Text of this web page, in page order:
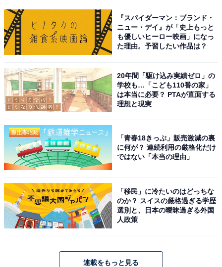
煌びやかな吹き抜けロビーが素晴らしく非日常感を
味わえる
アクセス・料金・宿泊情報は？
『スパイダーマン：ブランド・
ニュー・デイ』が「史上もっと
も優しいヒーロー映画」になっ
た理由。予習したい作品は？
20年間「駆け込み実績ゼロ」の
学校も…「こども110番の家」
は本当に必要？ PTAが直面する
理想と現実
「青春18きっぷ」販売激減の裏
に何が？ 連続利用の厳格化だけ
ではない「本当の理由」
「移民」に冷たいのはどっちな
のか？ スイスの厳格過ぎる学歴
選別と、日本の曖昧過ぎる外国
人政策
連載をもっと見る